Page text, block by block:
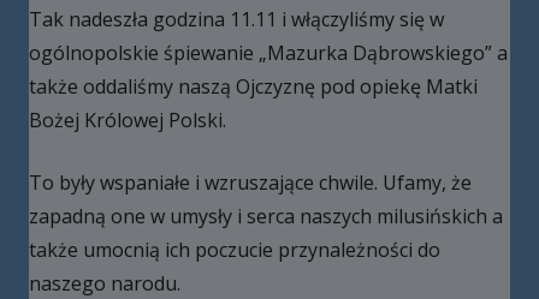
Tak nadeszła godzina 11.11 i włączyliśmy się w
ogólnopolskie śpiewanie „Mazurka Dąbrowskiego” a
także oddaliśmy naszą Ojczyznę pod opiekę Matki
Bożej Królowej Polski.
To były wspaniałe i wzruszające chwile. Ufamy, że
zapadną one w umysły i serca naszych milusińskich a
także umocnią ich poczucie przynależności do
naszego narodu.